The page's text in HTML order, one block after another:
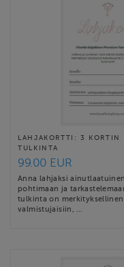
LAHJAKORTTI: 3 KORTIN
TULKINTA
99.00 EUR
Anna lahjaksi
pohtimaan ja
tulkinta on merkityksellinen
valmistujaisiin, …